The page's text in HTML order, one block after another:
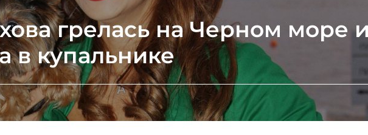
грелась на Черном море
в купальнике